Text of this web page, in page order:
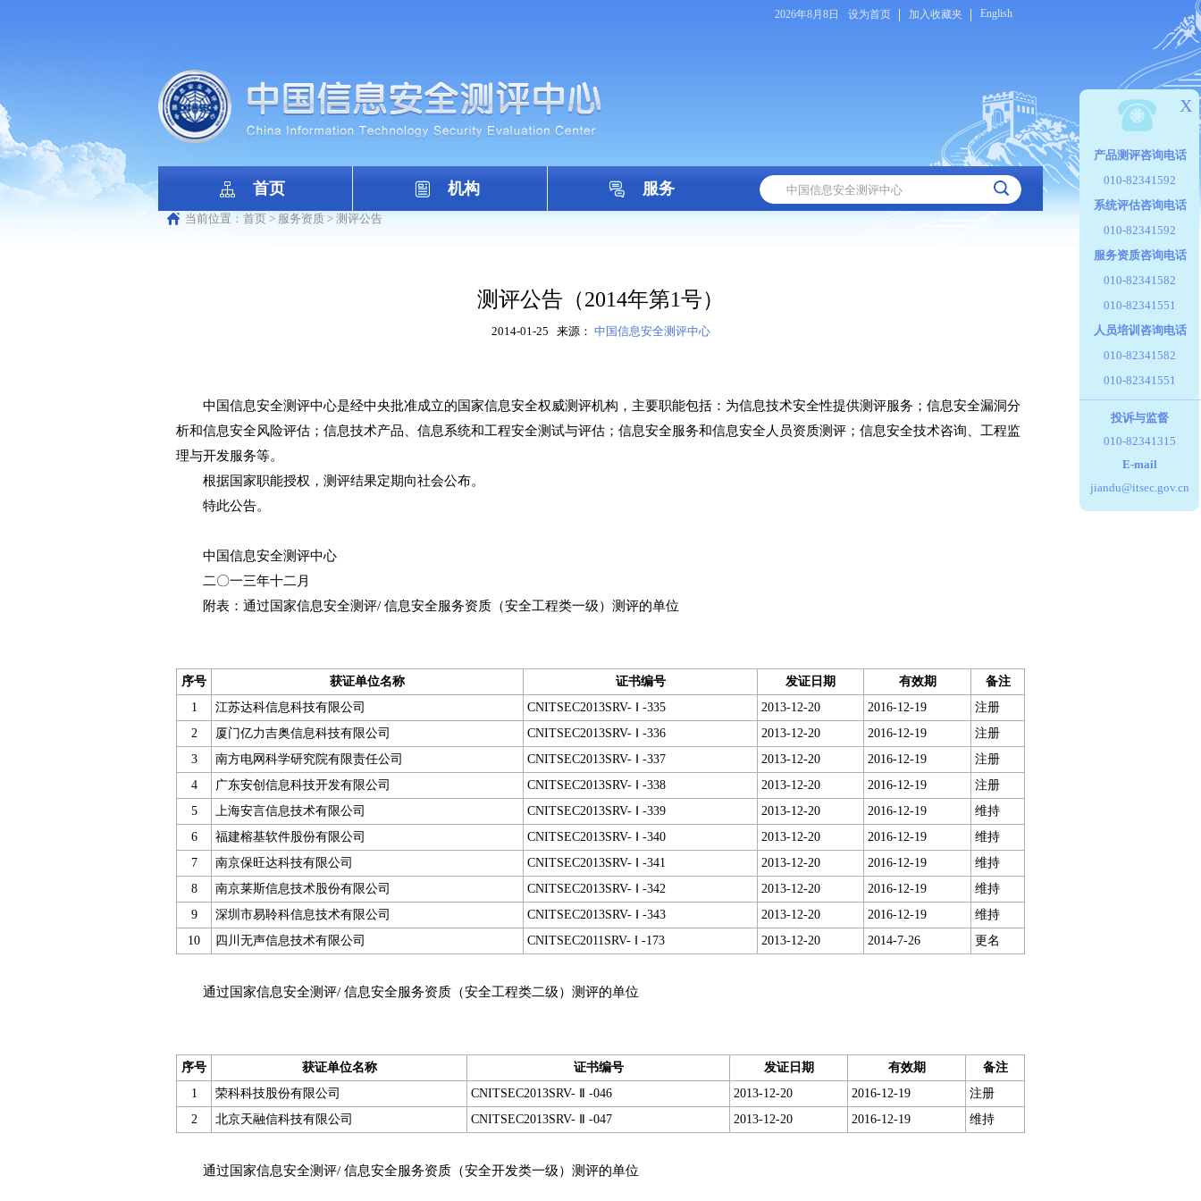
2026年8月8日 设为首页 加入收藏夹 English
首页 机构 服务
当前位置： 首页 > 服务资质 > 测评公告
测评公告（2014年第1号）
2014-01-25 来源： 中国信息安全测评中心
中国信息安全测评中心是经中央批准成立的国家信息安全权威测评机构，主要职能包括：为信息技术安全性提供测评服务；信息安全漏洞分
析和信息安全风险评估；信息技术产品、信息系统和工程安全测试与评估；信息安全服务和信息安全人员资质测评；信息安全技术咨询、工程监
理与开发服务等。
根据国家职能授权，测评结果定期向社会公布。
特此公告。
中国信息安全测评中心
二〇一三年十二月
附表：通过国家信息安全测评/ 信息安全服务资质（安全工程类一级）测评的单位
序号 获证单位名称 证书编号 发证日期 有效期
备注
1
江苏达科信息科技有限公司 CNITSEC2013SRV- Ⅰ -335 2013-12-20 2016-12-19
注册
2
厦门亿力吉奥信息科技有限公司 CNITSEC2013SRV- Ⅰ -336 2013-12-20 2016-12-19
注册
3
南方电网科学研究院有限责任公司 CNITSEC2013SRV- Ⅰ -337 2013-12-20 2016-12-19
注册
4
广东安创信息科技开发有限公司 CNITSEC2013SRV- Ⅰ -338 2013-12-20 2016-12-19
注册
5
上海安言信息技术有限公司 CNITSEC2013SRV- Ⅰ -339 2013-12-20 2016-12-19
维持
6
福建榕基软件股份有限公司 CNITSEC2013SRV- Ⅰ -340 2013-12-20 2016-12-19
维持
7
南京保旺达科技有限公司 CNITSEC2013SRV- Ⅰ -341 2013-12-20 2016-12-19
维持
8
南京莱斯信息技术股份有限公司 CNITSEC2013SRV- Ⅰ -342 2013-12-20 2016-12-19
维持
9
深圳市易聆科信息技术有限公司 CNITSEC2013SRV- Ⅰ -343 2013-12-20 2016-12-19
维持
10
四川无声信息技术有限公司 CNITSEC2011SRV- Ⅰ -173 2013-12-20 2014-7-26 更名
通过国家信息安全测评/ 信息安全服务资质（安全工程类二级）测评的单位
序号 获证单位名称 证书编号 发证日期 有效期
备注
1
荣科科技股份有限公司 CNITSEC2013SRV- Ⅱ -046 2013-12-20 2016-12-19
注册
2
北京天融信科技有限公司 CNITSEC2013SRV- Ⅱ -047 2013-12-20 2016-12-19 维持
通过国家信息安全测评/ 信息安全服务资质（安全开发类一级）测评的单位
X
产品测评咨询电话
010-82341592
系统评估咨询电话
010-82341592
服务资质咨询电话
010-82341582
010-82341551
人员培训咨询电话
010-82341582
010-82341551
投诉与监督
010-82341315
E-mail
jiandu@itsec.gov.cn